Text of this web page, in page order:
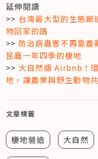
延伸閱讀
>> 台灣最大型的生態廊
物回家的路
>> 防治病蟲害不再靠
昆蟲一年四季的棲地
>> 大自然版 Airbnb！
地，讓農業與野生動物
文章標籤
棲地營造 大自然